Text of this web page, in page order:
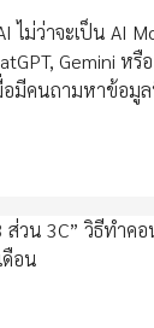
ไม่ว่าจะเป็น AI
Gemini ห
อมีคนถามหาข้อมู